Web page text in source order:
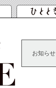
お知らせ